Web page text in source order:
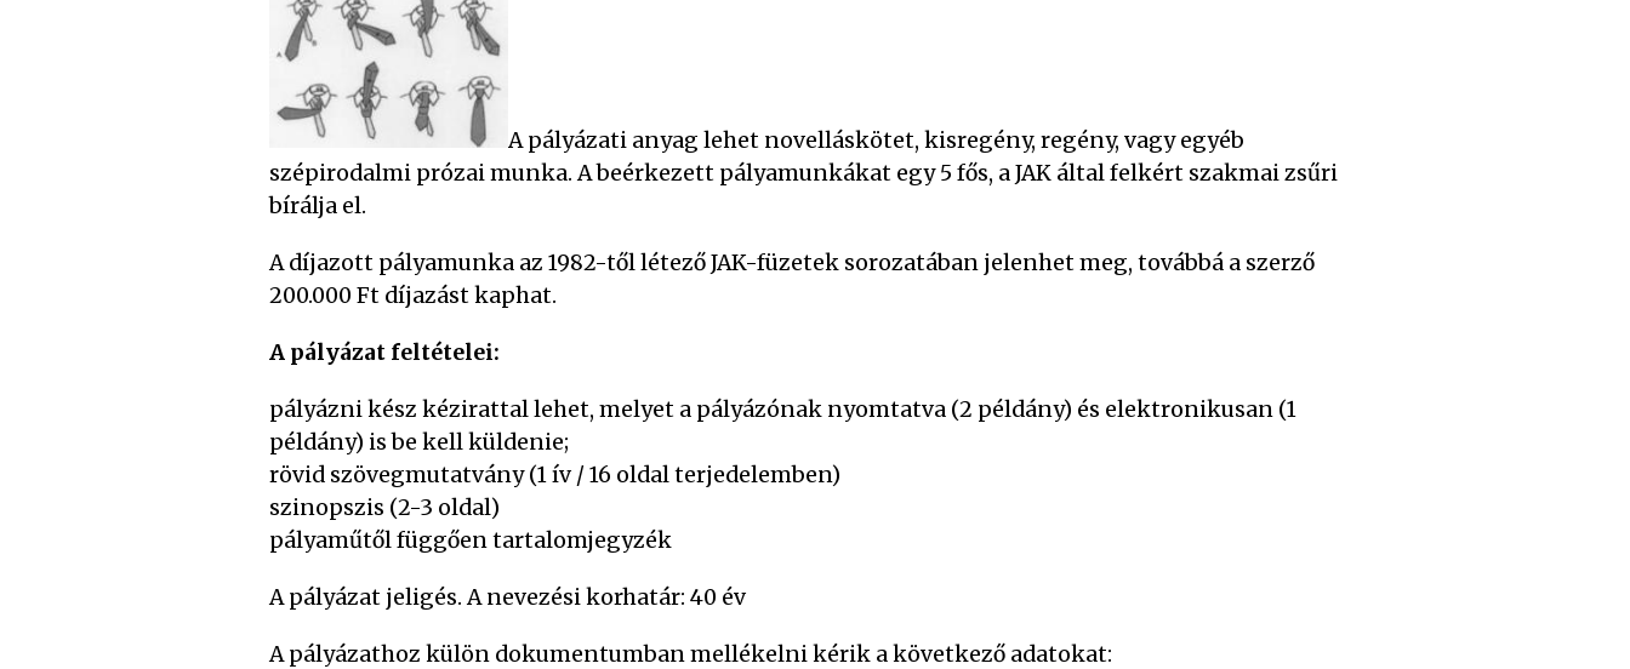
A pályázati anyag lehet novelláskötet, kisregény, regény, vagy egyéb
szépirodalmi prózai munka. A beérkezett pályamunkákat egy 5 fős, a JAK által felkért szakmai zsűri
bírálja el.
A díjazott pályamunka az 1982-től létező JAK-füzetek sorozatában jelenhet meg, továbbá a szerző
200.000 Ft díjazást kaphat.
A pályázat feltételei:
pályázni kész kézirattal lehet, melyet a pályázónak nyomtatva (2 példány) és elektronikusan (1
példány) is be kell küldenie;
rövid szövegmutatvány (1 ív / 16 oldal terjedelemben)
szinopszis (2-3 oldal)
pályaműtől függően tartalomjegyzék
A pályázat jeligés. A nevezési korhatár: 40 év
A pályázathoz külön dokumentumban mellékelni kérik a következő adatokat: